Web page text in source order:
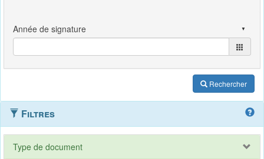
Rechercher
Filtres
Type de document